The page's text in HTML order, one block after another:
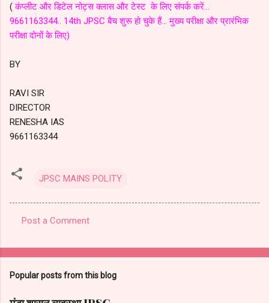
(कंप्लीट और डिटेल नोट्स क्लास और टेस्ट के लिए संपर्क करें...
9661163344.. 14th JPSC बैच शुरू हो चुके हैं... मुख्य परीक्षा और प्रारंभिक
परीक्षा दोनों के लिए)
BY
RAVI SIR
DIRECTOR
RENESHA IAS
9661163344
JPSC MAINS POLITY
o
e
Post a Comment
Popular posts from this blog